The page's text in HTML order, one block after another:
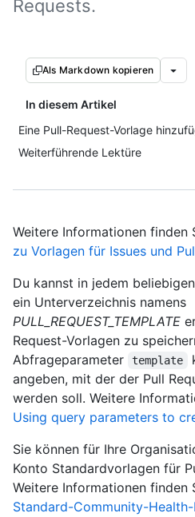
Requests.
Als Markdown kopieren
In diesem Artikel
Eine Pull-Request-Vorlage
Weiterführende Lektüre
Weitere Informationen finden
zu Vorlagen für Issues und
Du kannst in jedem
ein Unterverzeichnis namens
PULL_REQUEST_TEMPLATE
Request-Vorlagen zu
Abfrageparameter
template
angeben, mit der der Pull
werden soll. Weitere
Using query parameters to
Sie können für Ihre
Konto Standardvorlagen für
Weitere Informationen finden
Standard-Community-